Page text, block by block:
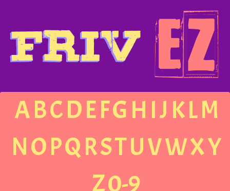
ABCDEFGH IJ KLM
NOPQRSTUVWXY
Z0-9